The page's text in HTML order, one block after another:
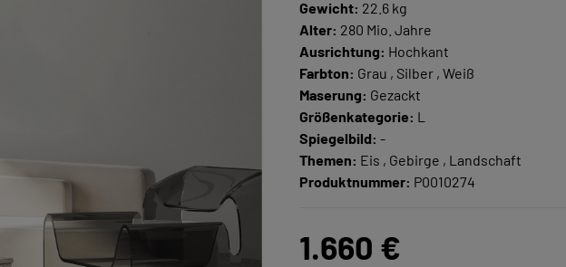
Gewicht: 22.6 kg
Alter: 280 Mio. Jahre
Ausrichtung: Hochkant
Farbton: Grau , Silber , Weiß
Maserung: Gezackt
Größenkategorie: L
Spiegelbild: -
Themen: Eis , Gebirge , Landschaft
Produktnummer: P0010274
1.660 €